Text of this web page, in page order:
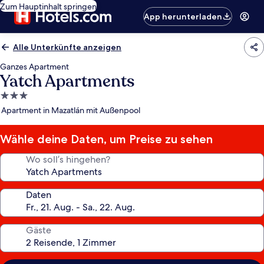
Zum Hauptinhalt springen
App herunterladen
Alle Unterkünfte anzeigen
Ganzes Apartment
Yatch Apartments
3.0-
Sterne-
Apartment in Mazatlán mit Außenpool
Wähle deine Daten, um Preise zu sehen
Wo soll’s hingehen?
Daten
Gäste